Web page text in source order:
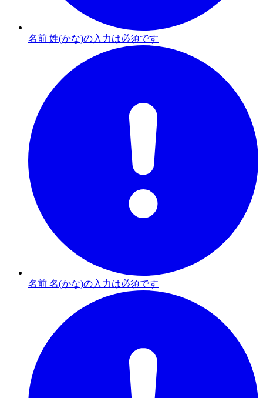
名前 姓(かな)の入力は必須です
名前 名(かな)の入力は必須です